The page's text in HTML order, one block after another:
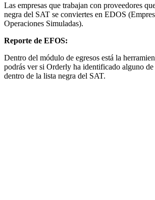
Las empresas que trabajan con proveedores
negra del SAT se conviertes en EDOS
Operaciones Simuladas).
Reporte de EFOS:
Dentro del módulo de egresos está la
podrás ver si Orderly ha identificado alguno de
dentro de la lista negra del SAT.